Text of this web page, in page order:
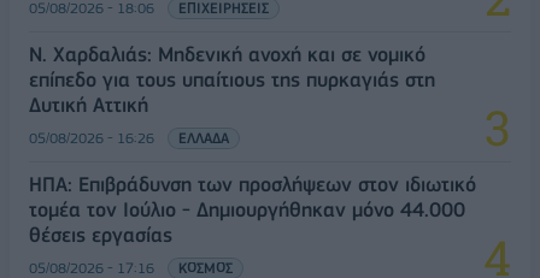
05/08/2026 - 18:06 ΕΠΙΧΕΙΡΗΣΕΙΣ
Ν. Χαρδαλιάς: Μηδενική ανοχή και σε νομικό
επίπεδο για τους υπαίτιους της πυρκαγιάς στη
Δυτική Αττική
05/08/2026 - 16:26 ΕΛΛΑΔΑ
ΗΠΑ: Επιβράδυνση των προσλήψεων στον ιδιωτικό
τομέα τον Ιούλιο - Δημιουργήθηκαν μόνο 44.000
θέσεις εργασίας
05/08/2026 - 17:16 ΚΟΣΜΟΣ